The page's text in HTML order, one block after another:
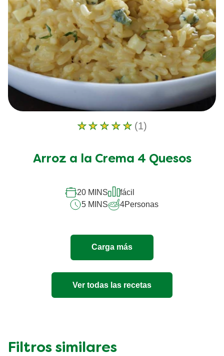
La
de
a
la
Crema
5.0
de
de
1
calificaciones.
(1)
Arroz a la Crema 4 Quesos
20 MINS
fácil
5 MINS
4Personas
Carga más
Ver todas las recetas
Filtros similares